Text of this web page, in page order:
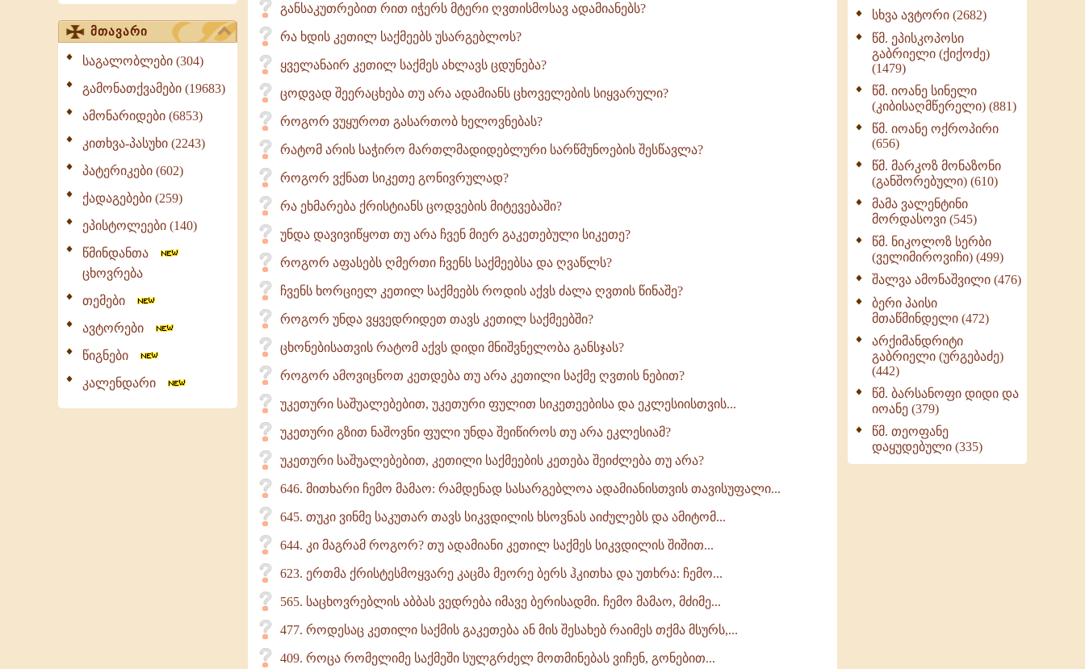
მთავარი
საგალობლები (304)
გამონათქვამები (19683)
ამონარიდები (6853)
კითხვა-პასუხი (2243)
პატერიკები (602)
ქადაგებები (259)
ეპისტოლეები (140)
წმინდანთა
ცხოვრება
თემები
ავტორები
წიგნები
კალენდარი
განსაკუთრებით რით იჭერს მტერი ღვთისმოსავ ადამიანებს?
რა ხდის კეთილ საქმეებს უსარგებლოს?
ყველანაირ კეთილ საქმეს ახლავს ცდუნება?
ცოდვად შეერაცხება თუ არა ადამიანს ცხოველების სიყვარული?
როგორ ვუყუროთ გასართობ ხელოვნებას?
რატომ არის საჭირო მართლმადიდებლური სარწმუნოების შესწავლა?
როგორ ვქნათ სიკეთე გონივრულად?
რა ეხმარება ქრისტიანს ცოდვების მიტევებაში?
უნდა დავივიწყოთ თუ არა ჩვენ მიერ გაკეთებული სიკეთე?
როგორ აფასებს ღმერთი ჩვენს საქმეებსა და ღვაწლს?
ჩვენს ხორციელ კეთილ საქმეებს როდის აქვს ძალა ღვთის წინაშე?
როგორ უნდა ვყვედრიდეთ თავს კეთილ საქმეებში?
ცხონებისათვის რატომ აქვს დიდი მნიშვნელობა განსჯას?
როგორ ამოვიცნოთ კეთდება თუ არა კეთილი საქმე ღვთის ნებით?
უკეთური საშუალებებით, უკეთური ფულით სიკეთეებისა და ეკლესიისთვის...
უკეთური გზით ნაშოვნი ფული უნდა შეიწიროს თუ არა ეკლესიამ?
უკეთური საშუალებებით, კეთილი საქმეების კეთება შეიძლება თუ არა?
646. მითხარი ჩემო მამაო: რამდენად სასარგებლოა ადამიანისთვის თავისუფალი...
645. თუკი ვინმე საკუთარ თავს სიკვდილის ხსოვნას აიძულებს და ამიტომ...
644. კი მაგრამ როგორ? თუ ადამიანი კეთილ საქმეს სიკვდილის შიშით...
623. ერთმა ქრისტესმოყვარე კაცმა მეორე ბერს ჰკითხა და უთხრა: ჩემო...
565. საცხოვრებლის აბბას ვედრება იმავე ბერისადმი. ჩემო მამაო, მძიმე...
477. როდესაც კეთილი საქმის გაკეთება ან მის შესახებ რაიმეს თქმა მსურს,...
409. როცა რომელიმე საქმეში სულგრძელ მოთმინებას ვიჩენ, გონებით...
სულიერი ცხოვრების
სახელმძღვანელო -
ნაწილი II (369)
ღმერთი და ადამიანები
(287)
ბერის დიადემა (278)
მონაზვნური
გამოცდილების
ოთხი ასეული თავი
სიყვარულის შესახებ
(259)
სხვა ავტორი (2682)
წმ. ეპისკოპოსი
გაბრიელი (ქიქოძე)
(1479)
წმ. იოანე სინელი
(კიბისაღმწერელი) (881)
წმ. იოანე ოქროპირი
(656)
წმ. მარკოზ მონაზონი
(განშორებული) (610)
მამა ვალენტინი
მორდასოვი (545)
წმ. ნიკოლოზ სერბი
(ველიმიროვიჩი) (499)
შალვა ამონაშვილი (476)
ბერი პაისი
მთაწმინდელი (472)
არქიმანდრიტი
გაბრიელი (ურგებაძე)
(442)
წმ. ბარსანოფი დიდი და
იოანე (379)
წმ. თეოფანე
დაყუდებული (335)